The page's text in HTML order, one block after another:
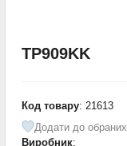
TP909KK
Код товару: 21613
Додати до обраних
Виробник: